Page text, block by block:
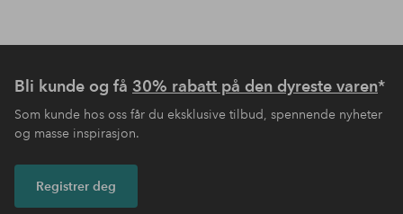
Bli kunde og få 30% rabatt på den dyreste varen*
Som kunde hos oss får du eksklusive tilbud, spennende nyheter
og masse inspirasjon.
Registrer deg